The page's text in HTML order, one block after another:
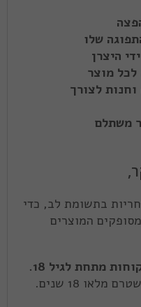
שלו
היצרן
מוצר
לצורך
משתלם
בתשומת לב, כדי
המוצרים
מתחת לגיל 18.
18 שנים.